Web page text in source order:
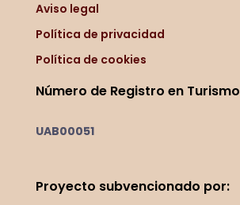
Aviso legal
Política de privacidad
Política de cookies
Número de Registro en Turismo
UAB00051
Proyecto subvencionado por: